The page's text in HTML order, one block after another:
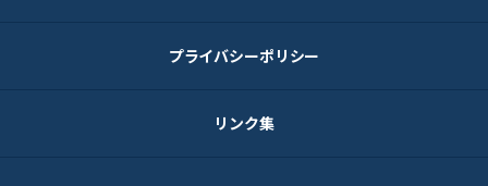
プライバシーポリシー
リンク集